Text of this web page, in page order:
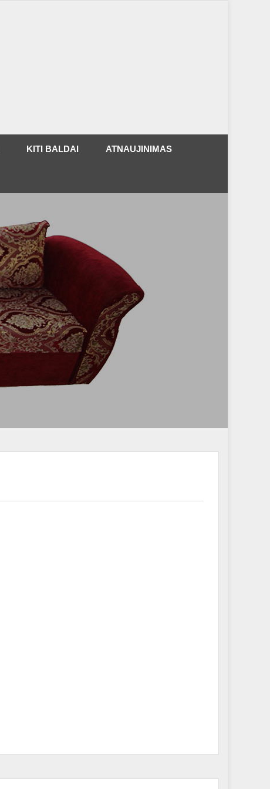
KITI BALDAI ATNAUJINIMAS